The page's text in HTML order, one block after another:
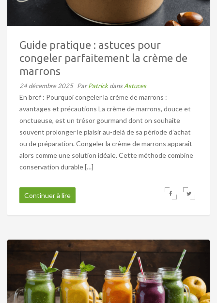
Guide pratique : astuces pour
congeler parfaitement la crème de
marrons
24 décembre 2025 ParPatrickdans Astuces
En bref : Pourquoi congeler la crème de marrons :
avantages et précautions La crème de marrons, douce et
onctueuse, est un trésor gourmand dont on souhaite
souvent prolonger le plaisir au-delà de sa période d’achat
ou de préparation. Congeler la crème de marrons apparaît
alors comme une solution idéale. Cette méthode combine
conservation durable […]
Continuer à lire